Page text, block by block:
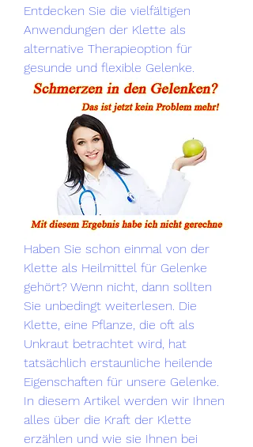
Entdecken Sie die vielfältigen
Anwendungen der Klette als
alternative Therapieoption für
gesunde und flexible Gelenke.
Haben Sie schon einmal von der
Klette als Heilmittel für Gelenke
gehört? Wenn nicht, dann sollten
Sie unbedingt weiterlesen. Die
Klette, eine Pflanze, die oft als
Unkraut betrachtet wird, hat
tatsächlich erstaunliche heilende
Eigenschaften für unsere Gelenke.
In diesem Artikel werden wir Ihnen
alles über die Kraft der Klette
erzählen und wie sie Ihnen bei